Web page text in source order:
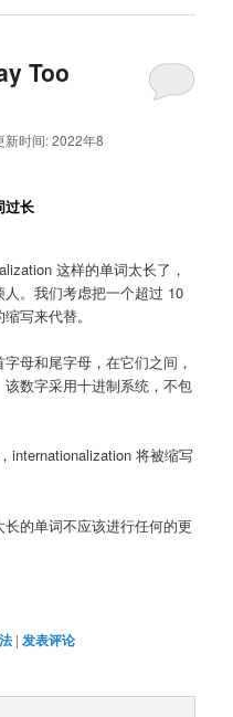
Too
新时间:2022年8
过长
这样的单词太长了，
。我们考虑把一个超过 10
写来代替。
母和尾字母，在它们之间，
数字采用十进制系统，不包
internationalization 将被缩写
的单词不应该进行任何的更
| 发表评论